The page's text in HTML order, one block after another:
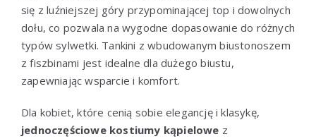
się z luźniejszej góry przypominającej top i dowolnych
dołu, co pozwala na wygodne dopasowanie do różnych
typów sylwetki. Tankini z wbudowanym biustonoszem
z fiszbinami jest idealne dla dużego biustu,
zapewniając wsparcie i komfort.
Dla kobiet, które cenią sobie elegancję i klasykę,
jednoczęściowe kostiumy kąpielowe z